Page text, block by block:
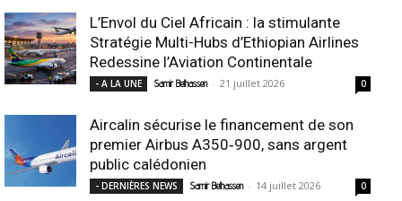
L’Envol du Ciel Africain : la stimulante
Stratégie Multi-Hubs d’Ethiopian Airlines
Redessine l’Aviation Continentale
- A LA UNE Samir Belhassen - 21 juillet 2026 0
Aircalin sécurise le financement de son
premier Airbus A350‑900, sans argent
public calédonien
- DERNIÈRES NEWS Samir Belhassen - 14 juillet 2026 0